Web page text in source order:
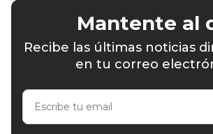
Mantente al
Recibe las últimas noticias
en tu correo
Escribe
email